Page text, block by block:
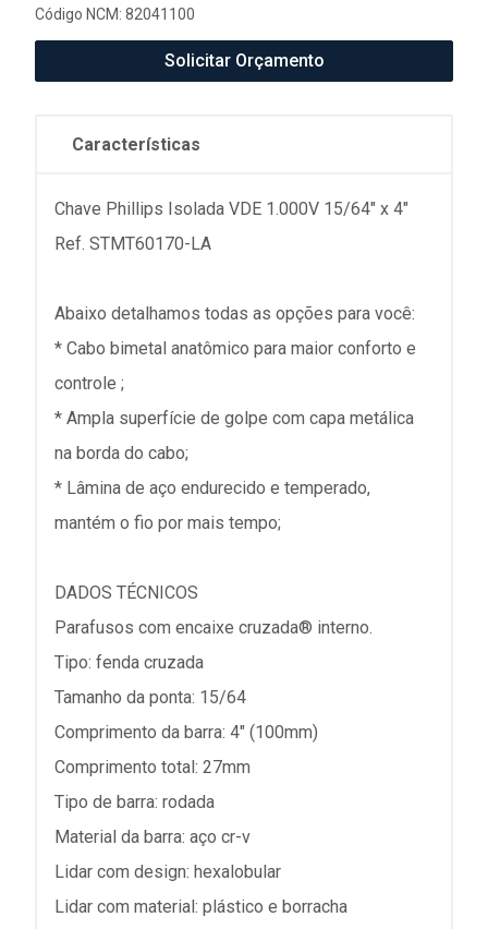
Código NCM: 82041100
Solicitar Orçamento
Características
Chave Phillips Isolada VDE 1.000V 15/64" x 4"
Ref. STMT60170-LA
Abaixo detalhamos todas as opções para você:
* Cabo bimetal anatômico para maior conforto e
controle ;
* Ampla superfície de golpe com capa metálica
na borda do cabo;
* Lâmina de aço endurecido e temperado,
mantém o fio por mais tempo;
DADOS TÉCNICOS
Parafusos com encaixe cruzada® interno.
Tipo: fenda cruzada
Tamanho da ponta: 15/64
Comprimento da barra: 4" (100mm)
Comprimento total: 27mm
Tipo de barra: rodada
Material da barra: aço cr-v
Lidar com design: hexalobular
Lidar com material: plástico e borracha